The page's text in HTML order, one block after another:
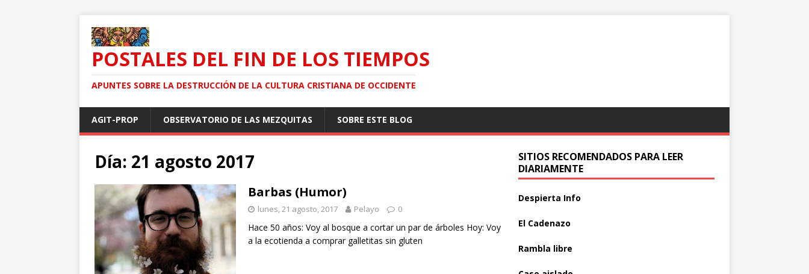
POSTALES DEL FIN DE LOS TIEMPOS
APUNTES SOBRE LA DESTRUCCIÓN DE LA CULTURA CRISTIANA DE OCCIDENTE
AGIT-PROP OBSERVATORIO DE LAS MEZQUITAS SOBRE ESTE BLOG
Día: 21 agosto 2017
Barbas (Humor)
lunes, 21 agosto, 2017 Pelayo 0
Hace 50 años: Voy al bosque a cortar un par de árboles Hoy: Voy
a la ecotienda a comprar galletitas sin gluten
SITIOS RECOMENDADOS PARA LEER
DIARIAMENTE
Despierta Info
El Cadenazo
Rambla libre